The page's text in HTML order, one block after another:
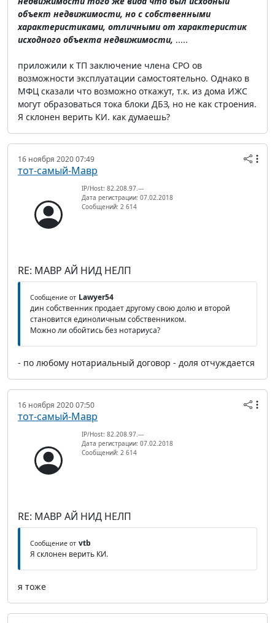
объект недвижимости, но с собственными
характеристиками, отличными от характеристик
исходного объекта недвижимости, .....
приложили к ТП заключение члена СРО ов
возможности эксплуатации самостоятельно. Однако в
МФЦ сказали что возможно откажут, т.к. из дома ИЖС
могут образоваться тока блоки ДБЗ, но не как строения.
Я склонен верить КИ. как думаешь?
16 ноября 2020 07:49
тот-самый-Мавр
IP/Host: 82.208.97.---
Дата регистрации: 07.02.2018
Сообщений: 2 614
RE: МАВР АЙ НИД НЕЛП
Сообщение от Lawyer54
дин собственник продает другому свою долю и второй
становится единоличным собственником.
Можно ли обойтись без нотариуса?
- по любому нотариальный договор - доля отчуждается
16 ноября 2020 07:50
тот-самый-Мавр
IP/Host: 82.208.97.---
Дата регистрации: 07.02.2018
Сообщений: 2 614
RE: МАВР АЙ НИД НЕЛП
Сообщение от vtb
Я склонен верить КИ.
я тоже